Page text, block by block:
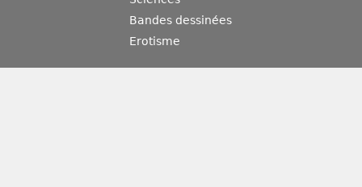
Bandes dessinées
Erotisme